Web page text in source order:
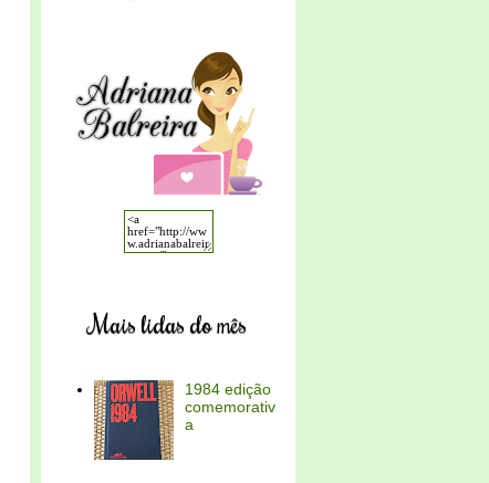
Mais lidas do mês
1984 edição
comemorativ
a